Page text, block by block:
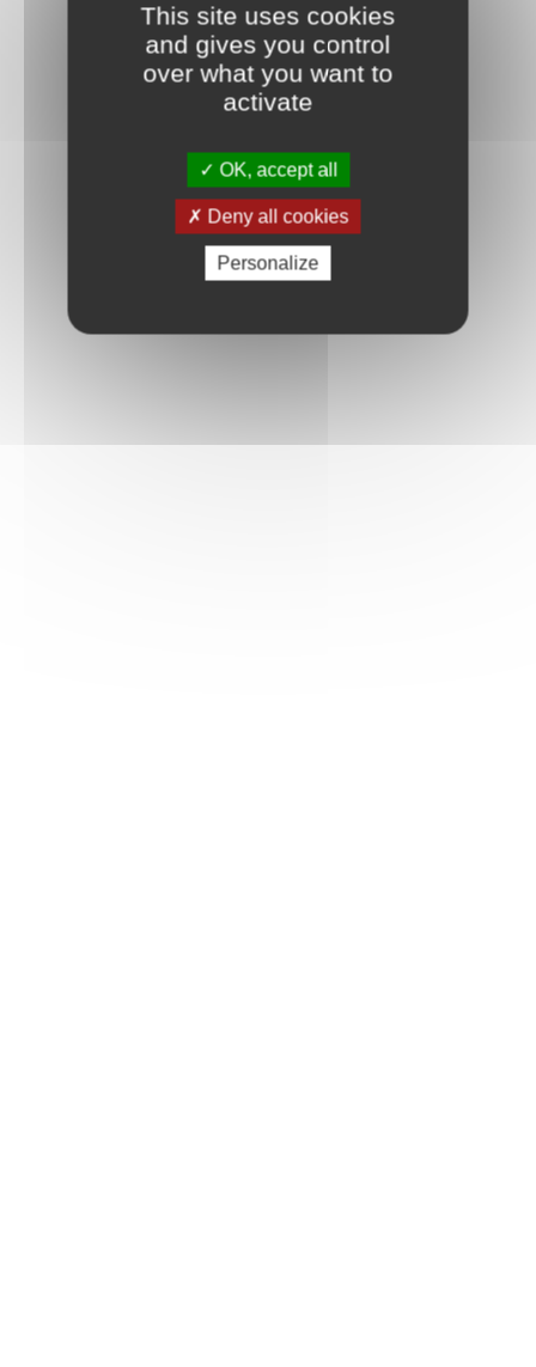
This site uses cookies
and gives you control
over what you want to
activate
OK, accept all
Deny all cookies
Personalize